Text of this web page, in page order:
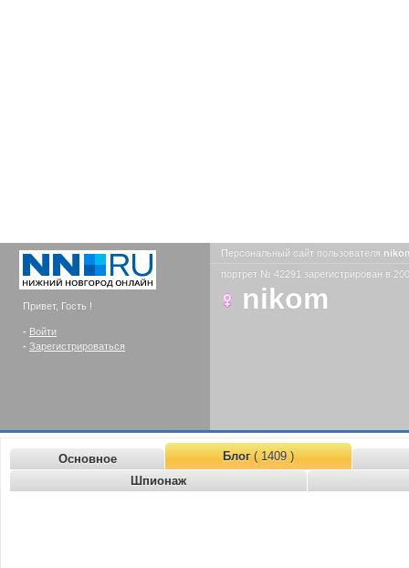
Привет, Гость !
- Войти
- Зарегистрироваться
Персональный сайт пользователя
портрет № 42291 зарегистрирован в
nikom
Основное Блог( 1409 )
Шпионаж